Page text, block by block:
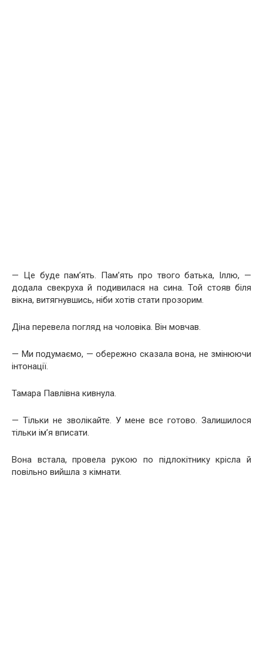
— Це буде пам’ять. Пам’ять про твого батька, Іллю, —
додала свекруха й подивилася на сина. Той стояв біля
вікна, витягнувшись, ніби хотів стати прозорим.
Діна перевела погляд на чоловіка. Він мовчав.
— Ми подумаємо, — обережно сказала вона, не змінюючи
інтонації.
Тамара Павлівна кивнула.
— Тільки не зволікайте. У мене все готово. Залишилося
тільки ім’я вписати.
Вона встала, провела рукою по підлокітнику крісла й
повільно вийшла з кімнати.